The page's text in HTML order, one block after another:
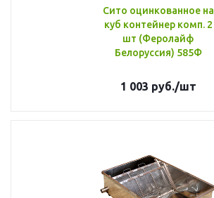
Сито оцинкованное на
куб контейнер комп. 2
шт (Феролайф
Белоруссия) 585Ф
1 003 руб./шт